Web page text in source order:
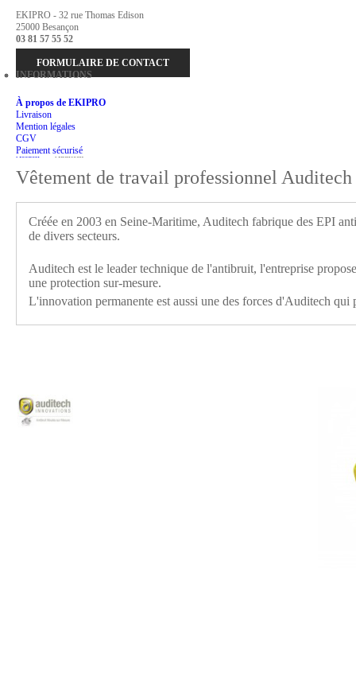
EKIPRO - 32 rue Thomas Edison
25000 Besançon
03 81 57 55 52
FORMULAIRE DE CONTACT
INFORMATIONS
À propos de EKIPRO
Livraison
Mention légales
CGV
Paiement sécurisé
Accueil > Auditech
Vêtement de travail professionnel Auditech
Créée en 2003 en Seine-Maritime, Auditech fabrique des EPI
de divers secteurs.
Auditech est le leader technique de l'antibruit, l'entreprise
une protection sur-mesure.
L'innovation permanente est aussi une des forces d'Auditech